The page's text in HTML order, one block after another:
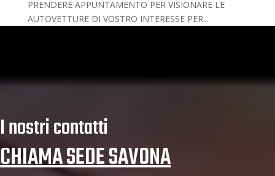
PRENDERE APPUNTAMENTO PER VISIONARE LE
AUTOVETTURE DI VOSTRO INTERESSE PER...
I nostri contatti
CHIAMA SEDE SAVONA